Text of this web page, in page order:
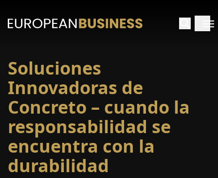
Soluciones
Innovadoras de
Concreto – cuando la
responsabilidad se
encuentra con la
durabilidad